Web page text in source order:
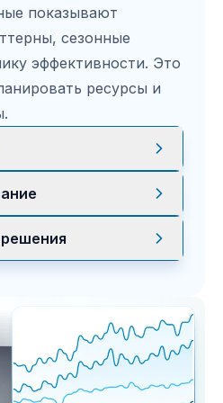
показывают
сезонные
эффективности. Это
ресурсы и
видеть
нагрузки,